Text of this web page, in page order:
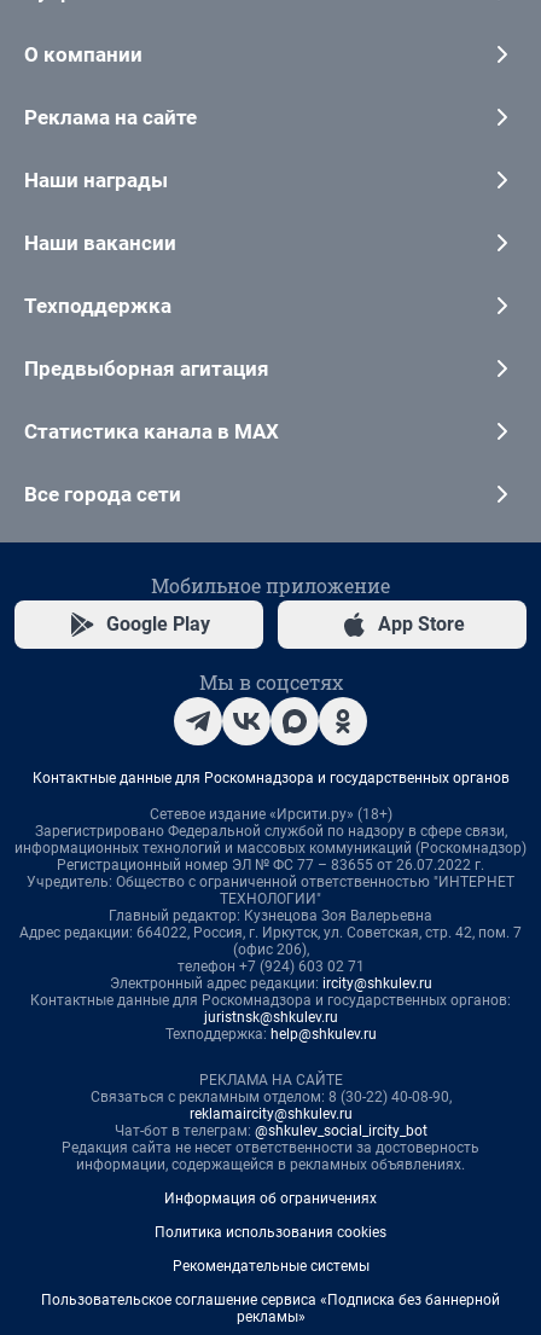
О компании
Реклама на сайте
Наши награды
Наши вакансии
Техподдержка
Предвыборная агитация
Статистика канала в MAX
Все города сети
Мобильное приложение
Google Play App Store
Мы в соцсетях
Контактные данные для Роскомнадзора и государственных органов
Сетевое издание «Ирсити.ру» (18+)
Зарегистрировано Федеральной службой по надзору в сфере связи,
информационных технологий и массовых коммуникаций (Роскомнадзор)
Регистрационный номер ЭЛ № ФС 77 – 83655 от 26.07.2022 г.
Учредитель: Общество с ограниченной ответственностью "ИНТЕРНЕТ
ТЕХНОЛОГИИ"
Главный редактор: Кузнецова Зоя Валерьевна
Адрес редакции: 664022, Россия, г. Иркутск, ул. Советская, стр. 42, пом. 7
(офис 206),
телефон +7 (924) 603 02 71
Электронный адрес редакции: ircity@shkulev.ru
Контактные данные для Роскомнадзора и государственных органов:
juristnsk@shkulev.ru
Техподдержка: help@shkulev.ru
РЕКЛАМА НА САЙТЕ
Связаться с рекламным отделом: 8 (30-22) 40-08-90,
reklamaircity@shkulev.ru
Чат-бот в телеграм: @shkulev_social_ircity_bot
Редакция сайта не несет ответственности за достоверность
информации, содержащейся в рекламных объявлениях.
Информация об ограничениях
Политика использования cookies
Рекомендательные системы
Пользовательское соглашение сервиса «Подписка без баннерной
рекламы»